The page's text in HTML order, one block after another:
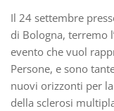
Il 24 settembre
di Bologna, terremo
evento che vuol
Persone, e sono
nuovi orizzonti per
della sclerosi